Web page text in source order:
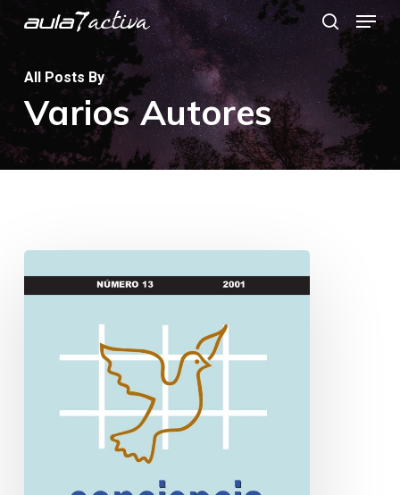
to
main
content
search
Menu
All Posts By
Varios Autores